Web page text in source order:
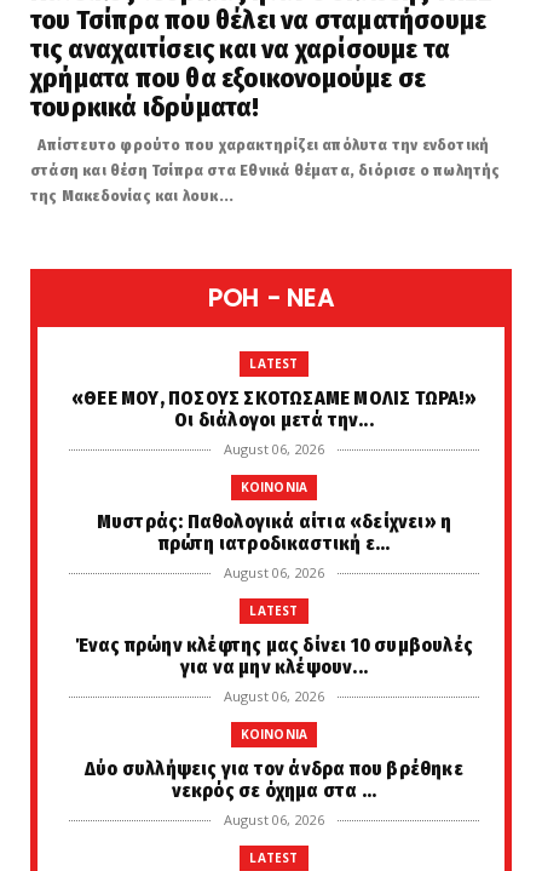
του Τσίπρα που θέλει να σταματήσουμε
τις αναχαιτίσεις και να χαρίσουμε τα
χρήματα που θα εξοικονομούμε σε
τουρκικά ιδρύματα!
Απίστευτο φρούτο που χαρακτηρίζει απόλυτα την ενδοτική
στάση και θέση Τσίπρα στα Εθνικά θέματα, διόρισε ο πωλητής
της Μακεδονίας και λουκ...
POH - NEA
LATEST
«ΘΕΕ ΜΟΥ, ΠΟΣΟΥΣ ΣΚΟΤΩΣΑΜΕ ΜΟΛΙΣ ΤΩΡΑ!»
Οι διάλογοι μετά την...
August 06, 2026
KOINONIA
Μυστράς: Παθολογικά αίτια «δείχνει» η
πρώτη ιατροδικαστική ε...
August 06, 2026
LATEST
Ένας πρώην κλέφτης μας δίνει 10 συμβουλές
για να μην κλέψουν...
August 06, 2026
KOINONIA
Δύο συλλήψεις για τον άνδρα που βρέθηκε
νεκρός σε όχημα στα ...
August 06, 2026
LATEST